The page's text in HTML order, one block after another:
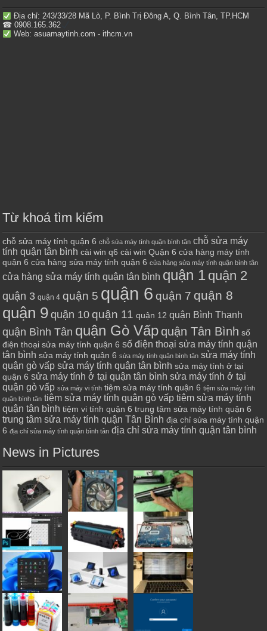
Địa chỉ: 243/33/28 Mã Lò, P. Bình Trị Đông A, Q. Bình Tân, TP.HCM
☎ 0908.165.362
Web: asuamaytinh.com - ithcm.vn
Từ khoá tìm kiếm
chỗ sửa máy tính quận 6 chỗ sửa máy tính quận bình tân chỗ sửa máy
tính quận tân bình cài win q6 cài win Quận 6 cửa hàng máy tính
quận 6 cửa hàng sửa máy tính quận 6 cửa hàng sửa máy tính quận bình tân
cửa hàng sửa máy tính quận tân bình quận 1 quận 2
quận 3 quận 4 quận 5 quận 6 quận 7 quận 8
quận 9 quận 10 quận 11 quận 12 quận Bình Thạnh
quận Bình Tân quận Gò Vấp quận Tân Bình số
điện thoại sửa máy tính quận 6 số điện thoại sửa máy tính quận
tân bình sửa máy tính quận 6 sửa máy tính quận bình tân sửa máy tính
quận gò vấp sửa máy tính quận tân bình sửa máy tính ở tại
quận 6 sửa máy tính ở tại quận tân bình sửa máy tính ở tại
quận gò vấp sửa máy vi tính tiệm sửa máy tính quận 6 tiệm sửa máy tính
quận bình tân tiệm sửa máy tính quận gò vấp tiệm sửa máy tính
quận tân bình tiệm vi tính quận 6 trung tâm sửa máy tính quận 6
trung tâm sửa máy tính quận Tân Bình địa chỉ sửa máy tính quận
6 địa chỉ sửa máy tính quận bình tân địa chỉ sửa máy tính quận tân bình
News in Pictures